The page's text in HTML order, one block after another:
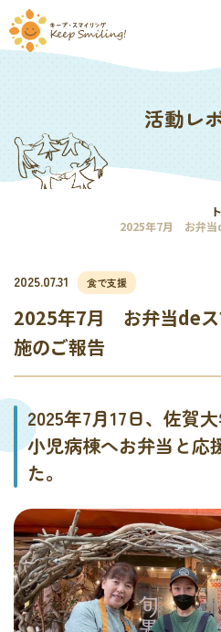
活動レ
2025年7月 お弁当
2025.07.31 食で支援
2025年7月 お弁当deス
施のご報告
2025年7月17日、佐賀
小児病棟へお弁当と応
た。